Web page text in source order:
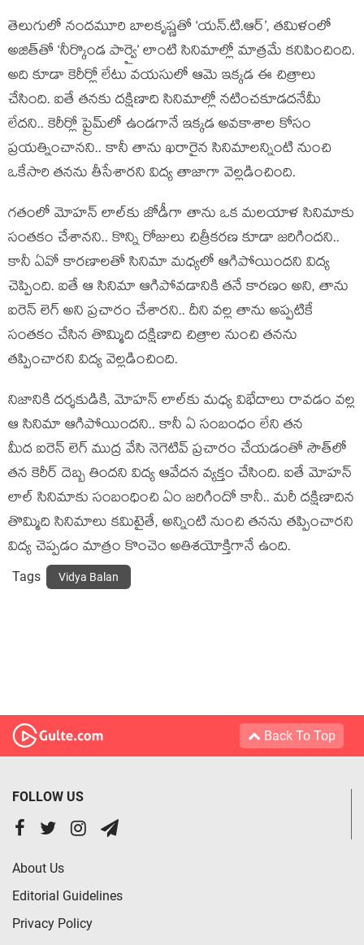
తెలుగులో నందమూరి బాలకృష్ణతో ‘యన్.టి.ఆర్’, తమిళంలో
అజిత్‌తో ‘నీర్కొండ పార్వై’ లాంటి సినిమాల్లో మాత్రమే కనిపించింది.
అది కూడా కెరీర్లో లేటు వయసులో ఆమె ఇక్కడ ఈ చిత్రాలు
చేసింది. ఐతే తనకు దక్షిణాది సినిమాల్లో నటించకూడదనేమీ
లేదని.. కెరీర్లో ప్రైమ్‌లో ఉండగానే ఇక్కడ అవకాశాల కోసం
ప్రయత్నించానని.. కానీ తాను ఖరారైన సినిమాలన్నింటి నుంచి
ఒకేసారి తనను తీసేశారని విద్య తాజాగా వెల్లడించింది.
గతంలో మోహన్ లాల్‌కు జోడీగా తాను ఒక మలయాళ సినిమాకు
సంతకం చేశానని.. కొన్ని రోజులు చిత్రీకరణ కూడా జరిగిందని..
కానీ ఏవో కారణాలతో సినిమా మధ్యలో ఆగిపోయిందని విద్య
చెప్పింది. ఐతే ఆ సినిమా ఆగిపోవడానికి తనే కారణం అని, తాను
ఐరెన్ లెగ్ అని ప్రచారం చేశారని.. దీని వల్ల తాను అప్పటికే
సంతకం చేసిన తొమ్మిది దక్షిణాది చిత్రాల నుంచి తనను
తప్పించారని విద్య వెల్లడించింది.
నిజానికి దర్శకుడికి, మోహన్ లాల్‌కు మధ్య విభేదాలు రావడం వల్ల
ఆ సినిమా ఆగిపోయిందని.. కానీ ఏ సంబంధం లేని తన
మీద ఐరెన్ లెగ్ ముద్ర వేసి నెగెటివ్ ప్రచారం చేయడంతో సౌత్‌లో
తన కెరీర్ దెబ్బ తిందని విద్య ఆవేదన వ్యక్తం చేసింది. ఐతే మోహన్
లాల్‌ సినిమాకు సంబంధించి ఏం జరిగిందో కానీ.. మరీ దక్షిణాదిన
తొమ్మిది సినిమాలు కమిటైతే, అన్నింటి నుంచి తనను తప్పించారని
విద్య చెప్పడం మాత్రం కొంచెం అతిశయోక్తిగానే ఉంది.
Tags Vidya Balan
Back To Top
FOLLOW US
About Us
Editorial Guidelines
Privacy Policy